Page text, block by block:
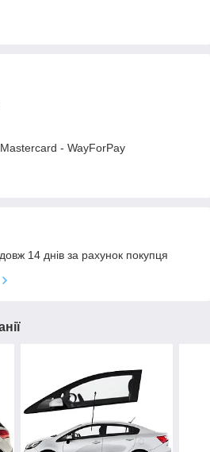
- WayForPay
14 днів за рахунок покупця